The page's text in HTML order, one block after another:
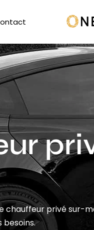
chauffeur privé sur-
besoins.